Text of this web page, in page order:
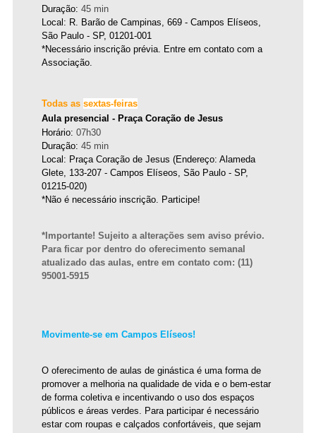
Duração: 45 min
Local: R. Barão de Campinas, 669 - Campos Elíseos,
São Paulo - SP, 01201-001
*Necessário inscrição prévia. Entre em contato com a
Associação.
Todas as sextas-feiras
Aula presencial - Praça Coração de Jesus
Horário: 07h30
Duração: 45 min
Local: Praça Coração de Jesus (Endereço: Alameda
Glete, 133-207 - Campos Elíseos, São Paulo - SP,
01215-020)
*Não é necessário inscrição. Participe!
*Importante! Sujeito a alterações sem aviso prévio.
Para ficar por dentro do oferecimento semanal
atualizado das aulas, entre em contato com: (11)
95001-5915
Movimente-se em Campos Elíseos!
O oferecimento de aulas de ginástica é uma forma de
promover a melhoria na qualidade de vida e o bem-estar
de forma coletiva e incentivando o uso dos espaços
públicos e áreas verdes. Para participar é necessário
estar com roupas e calçados confortáveis, que sejam